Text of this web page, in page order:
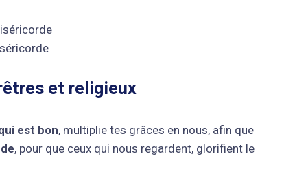
et religieux
est bon, multiplie tes grâces en nous, afin que
, pour que ceux qui nous regardent, glorifient le